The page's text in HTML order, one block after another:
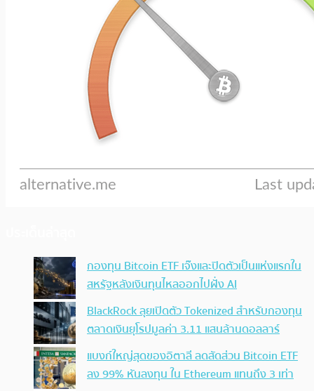
กองทุน Bitcoin ETF เจ๊งและปิดตัวเป็นแห่งแรกใน
สหรัฐหลังเงินทุนไหลออกไปฝั่ง AI
BlackRock ลุยเปิดตัว Tokenized สำหรับกองทุน
ตลาดเงินยุโรปมูลค่า 3.11 แสนล้านดอลลาร์
แบงก์ใหญ่สุดของอิตาลี ลดสัดส่วน Bitcoin ETF
ลง 99% หันลงทุน ใน Ethereum แทนถึง 3 เท่า